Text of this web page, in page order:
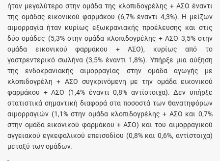
ήταν μεγαλύτερο στην ομάδα της κλοπιδογρέλης + ΑΣΟ έναντι
της ομάδας εικονικού φαρμάκου (6,7% έναντι 4,3%). Η μείζων
αιμορραγία ήταν κυρίως εξωκρανιακής προέλευσης και στις
δύο ομάδες (5,3% στην ομάδα κλοπιδογρέλης + ΑΣΟ 3,5% στην
ομάδα εικονικού φαρμάκου + ΑΣΟ), κυρίως από το
γαστρεντερικό σωλήνα (3,5% έναντι 1,8%). Υπήρξε μια αύξηση
της ενδοκρανιακής αιμορραγίας στην ομάδα αγωγής με
κλοπιδογρέλη + ΑΣΟ συγκρινόμενη με την ομάδα εικονικού
φαρμάκου + ΑΣΟ (1,4% έναντι 0,8% αντίστοιχα). Δεν υπήρξε
στατιστικά σημαντική διαφορά στα ποσοστά των θανατηφόρων
αιμορραγιών (1,1% στην ομάδα κλοπιδογρέλης + ΑΣΟ και 0,7%
στην ομάδα εικονικού φαρμάκου + ΑΣΟ) και του αιμορραγικού
αγγειακού εγκεφαλικού επεισοδίου (0,8% και 0,6%, αντίστοιχα)
μεταξύ των ομάδων.